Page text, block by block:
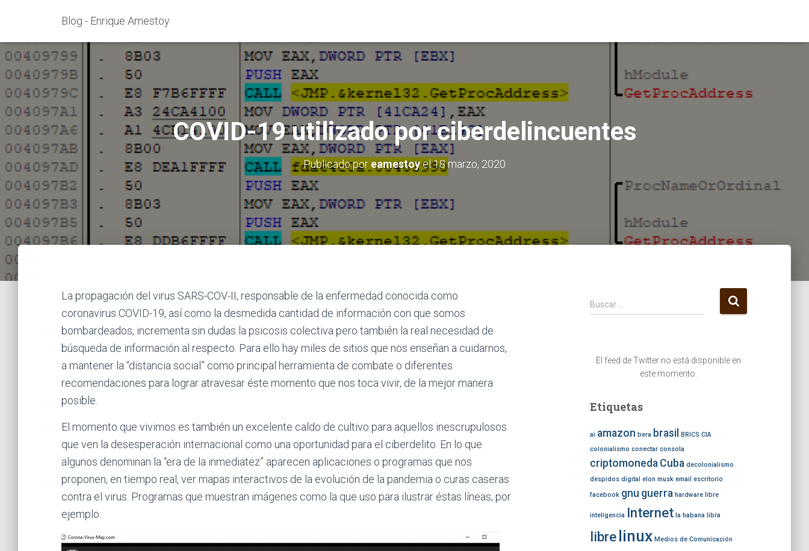
Blog - Enrique Amestoy
COVID-19 utilizado por ciberdelincuentes
Publicado por eamestoyel18 marzo, 2020
La propagación del virus SARS-COV-II, responsable de la enfermedad conocida como
coronavirus COVID-19, así como la desmedida cantidad de información con que somos
bombardeados, incrementa sin dudas la psicosis colectiva pero también la real necesidad de
búsqueda de información al respecto. Para ello hay miles de sitios que nos enseñan a cuidarnos,
a mantener la “distancia social” como principal herramienta de combate o diferentes
recomendaciones para lograr atravesar éste momento que nos toca vivir, de la mejor manera
posible.
El momento que vivimos es también un excelente caldo de cultivo para aquellos inescrupulosos
que ven la desesperación internacional como una oportunidad para el ciberdelito. En lo que
algunos denominan la “era de la inmediatez” aparecen aplicaciones o programas que nos
proponen, en tiempo real, ver mapas interactivos de la evolución de la pandemia o curas caseras
contra el virus. Programas que muestran imágenes como la que uso para ilustrar éstas líneas, por
ejemplo.
B
u
Buscar …
El feed de Twitter no está disponible en
este momento.
Etiquetas
ai amazon bera brasil BRICS CIA
colonialismo conectar consola
criptomoneda Cuba decolonialismo
despidos digital elon musk email escritorio
facebook gnu guerra hardware libre
inteligencia Internet la habana libra
libre linux Medios de Comunicación